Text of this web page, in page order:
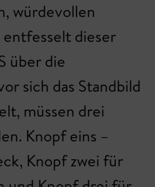
würdevollen
dieser
über die
sich das Standbild
müssen drei
Knopf eins –
Knopf zwei für